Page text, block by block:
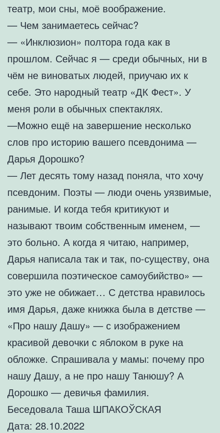
театр, мои сны, моё воображение.
— Чем занимаетесь сейчас?
— «Инклюзион» полтора года как в
прошлом. Сейчас я — среди обычных, ни в
чём не виноватых людей, приучаю их к
себе. Это народный театр «ДК Фест». У
меня роли в обычных спектаклях.
—Можно ещё на завершение несколько
слов про историю вашего псевдонима —
Дарья Дорошко?
— Лет десять тому назад поняла, что хочу
псевдоним. Поэты — люди очень уязвимые,
ранимые. И когда тебя критикуют и
называют твоим собственным именем, —
это больно. А когда я читаю, например,
Дарья написала так и так, по-существу, она
совершила поэтическое самоубийство» —
это уже не обижает… С детства нравилось
имя Дарья, даже книжка была в детстве —
«Про нашу Дашу» — с изображением
красивой девочки с яблоком в руке на
обложке. Спрашивала у мамы: почему про
нашу Дашу, а не про нашу Танюшу? А
Дорошко — девичья фамилия.
Беседовала Таша ШПАКОЎСКАЯ
Дата: 28.10.2022